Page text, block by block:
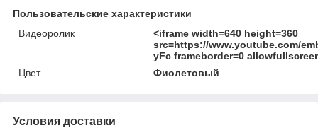
Пользовательские характеристики
Видеоролик
<iframe width=640 height=360
src=https://www.youtube.com/
yFc frameborder=0
Цвет
Фиолетовый
Условия доставки